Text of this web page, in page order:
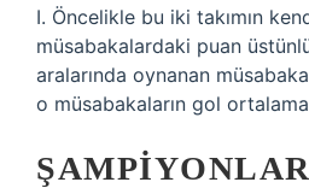
I. Öncelikle bu iki takımın
müsabakalardaki puan
aralarında oynanan
o müsabakaların gol